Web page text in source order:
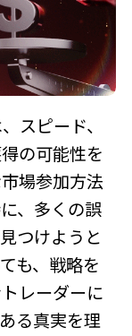
スピード、
の可能性を
場参加方法
、多くの誤
つけようと
も、戦略を
レーダーに
る真実を理